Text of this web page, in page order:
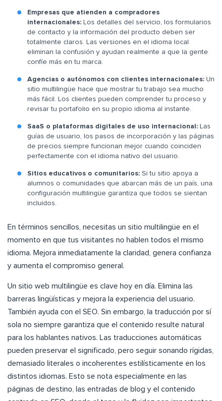
Empresas que atienden a compradores
internacionales: Los detalles del servicio, los formularios
de contacto y la información del producto deben ser
totalmente claros. Las versiones en el idioma local
eliminan la confusión y ayudan realmente a que la gente
confíe más en tu marca.
Agencias o autónomos con clientes internacionales: Un
sitio multilingüe hace que mostrar tu trabajo sea mucho
más fácil. Los clientes pueden comprender tu proceso y
revisar tu portafolio en su propio idioma al instante.
SaaS o plataformas digitales de uso internacional: Las
guías de usuario, los pasos de incorporación y las páginas
de precios siempre funcionan mejor cuando coinciden
perfectamente con el idioma nativo del usuario.
Sitios educativos o comunitarios: Si tu sitio apoya a
alumnos o comunidades que abarcan más de un país, una
configuración multilingüe garantiza que todos se sientan
incluidos.
En términos sencillos, necesitas un sitio multilingüe en el
momento en que tus visitantes no hablen todos el mismo
idioma. Mejora inmediatamente la claridad, genera confianza
y aumenta el compromiso general.
Un sitio web multilingüe es clave hoy en día. Elimina las
barreras lingüísticas y mejora la experiencia del usuario.
También ayuda con el SEO. Sin embargo, la traducción por sí
sola no siempre garantiza que el contenido resulte natural
para los hablantes nativos. Las traducciones automáticas
pueden preservar el significado, pero seguir sonando rígidas,
demasiado literales o incoherentes estilísticamente en los
distintos idiomas. Esto se nota especialmente en las
páginas de destino, las entradas de blog y el contenido